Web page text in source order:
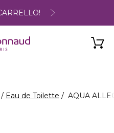
Eau de Toilette AQUA